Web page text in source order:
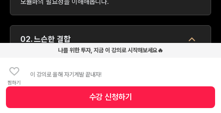
찜하기
나를 위한 투자, 지금 이 강의로 시작해보세요🔥
이 강의로 올해 자기계발 끝내자!
수강 신청하기
02. 느슨한 결합
강력한 무기입니다.
▫️유지 보수, 개발 속도, 테스트 용이성까지 얻을 수 있는 느슨한